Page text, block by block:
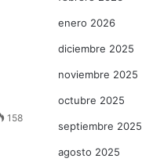
158
enero 2026
diciembre 2025
noviembre 2025
octubre 2025
septiembre 2025
agosto 2025